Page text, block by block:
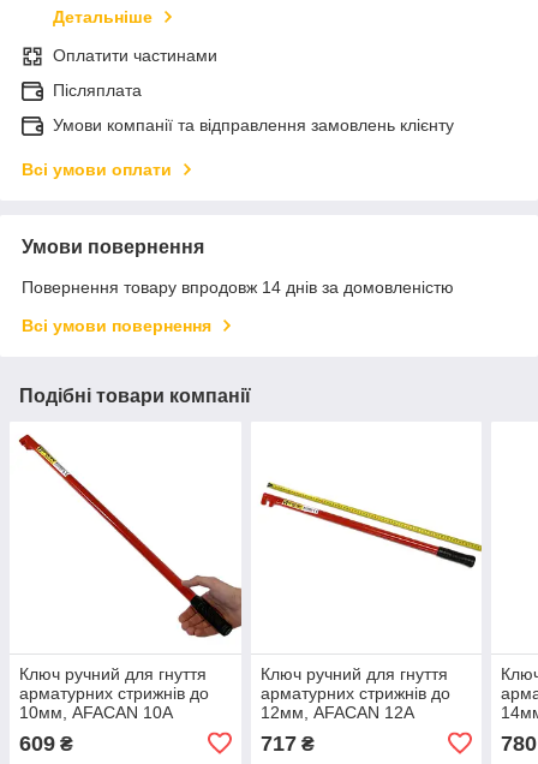
Детальніше
Оплатити частинами
Післяплата
Умови компанії та відправлення замовлень клієнту
Всі умови оплати
Умови повернення
Повернення товару впродовж 14 днів за домовленістю
Всі умови повернення
Подібні товари компанії
Ключ ручний для гнуття
арматурних стрижнів до
10мм, AFACAN 10А
609 ₴
Ключ ручний для гнуття
арматурних стрижнів до
12мм, AFACAN 12А
717₴ 780